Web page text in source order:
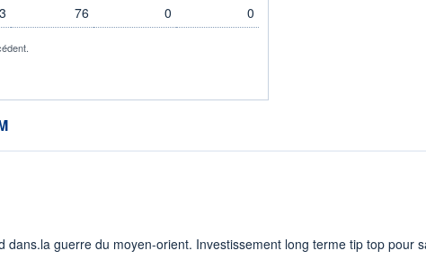
76 0 0
guerre du moyen-orient. Investissement long terme tip top pour